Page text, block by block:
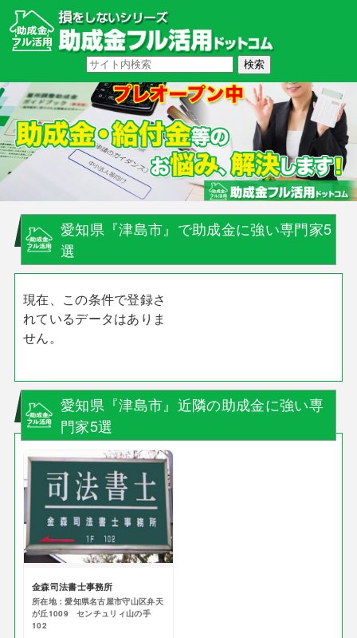
愛知県『津島市』で助成金に強い専門家5
選
現在、この条件で登録さ
れているデータはありま
せん。
愛知県『津島市』近隣の助成金に強い専
門家5選
金森司法書士事務所
所在地：愛知県名古屋市守山区弁天
が丘1009 センチュリィ山の手
102